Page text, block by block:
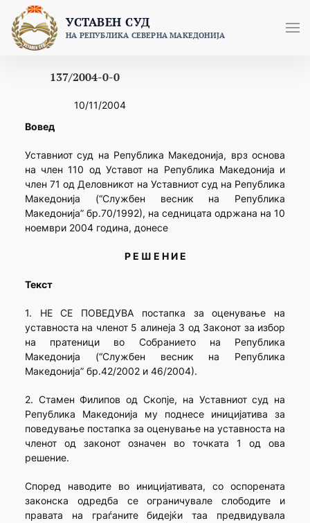
content
УСТАВЕН СУД
НА РЕПУБЛИКА СЕВЕРНА МАКЕДОНИЈА
137/2004-0-0
10/11/2004
Вовед
Уставниот суд на Република Македонија, врз основа
на член 110 од Уставот на Република Македонија и
член 71 од Деловникот на Уставниот суд на Република
Македонија (“Службен весник на Република
Македонија” бр.70/1992), на седницата одржана на 10
ноември 2004 година, донесе
Р Е Ш Е Н И Е
Текст
1. НЕ СЕ ПОВЕДУВА постапка за оценување на
уставноста на членот 5 алинеја 3 од Законот за избор
на пратеници во Собранието на Република
Македонија (“Службен весник на Република
Македонија” бр.42/2002 и 46/2004).
2. Стамен Филипов од Скопје, на Уставниот суд на
Република Македонија му поднесе иницијатива за
поведување постапка за оценување на уставноста на
членот од законот означен во точката 1 од ова
решение.
Според наводите во иницијативата, со оспорената
законска одредба се ограничувале слободите и
правата на граѓаните бидејќи таа предвидувала